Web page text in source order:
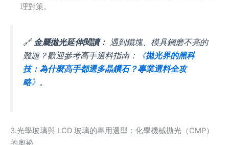
理對策。
🔗 金屬拋光延伸閱讀： 遇到鐵塊、模具鋼磨不亮的
難題？歡迎參考高手選料指南：
《拋光界的黑科
技：為什麼高手都選多晶鑽石？專業選料全攻
略》 。
3.光學玻璃與 LCD 玻璃的專用選型：化學機械拋光（CMP）
的奧祕